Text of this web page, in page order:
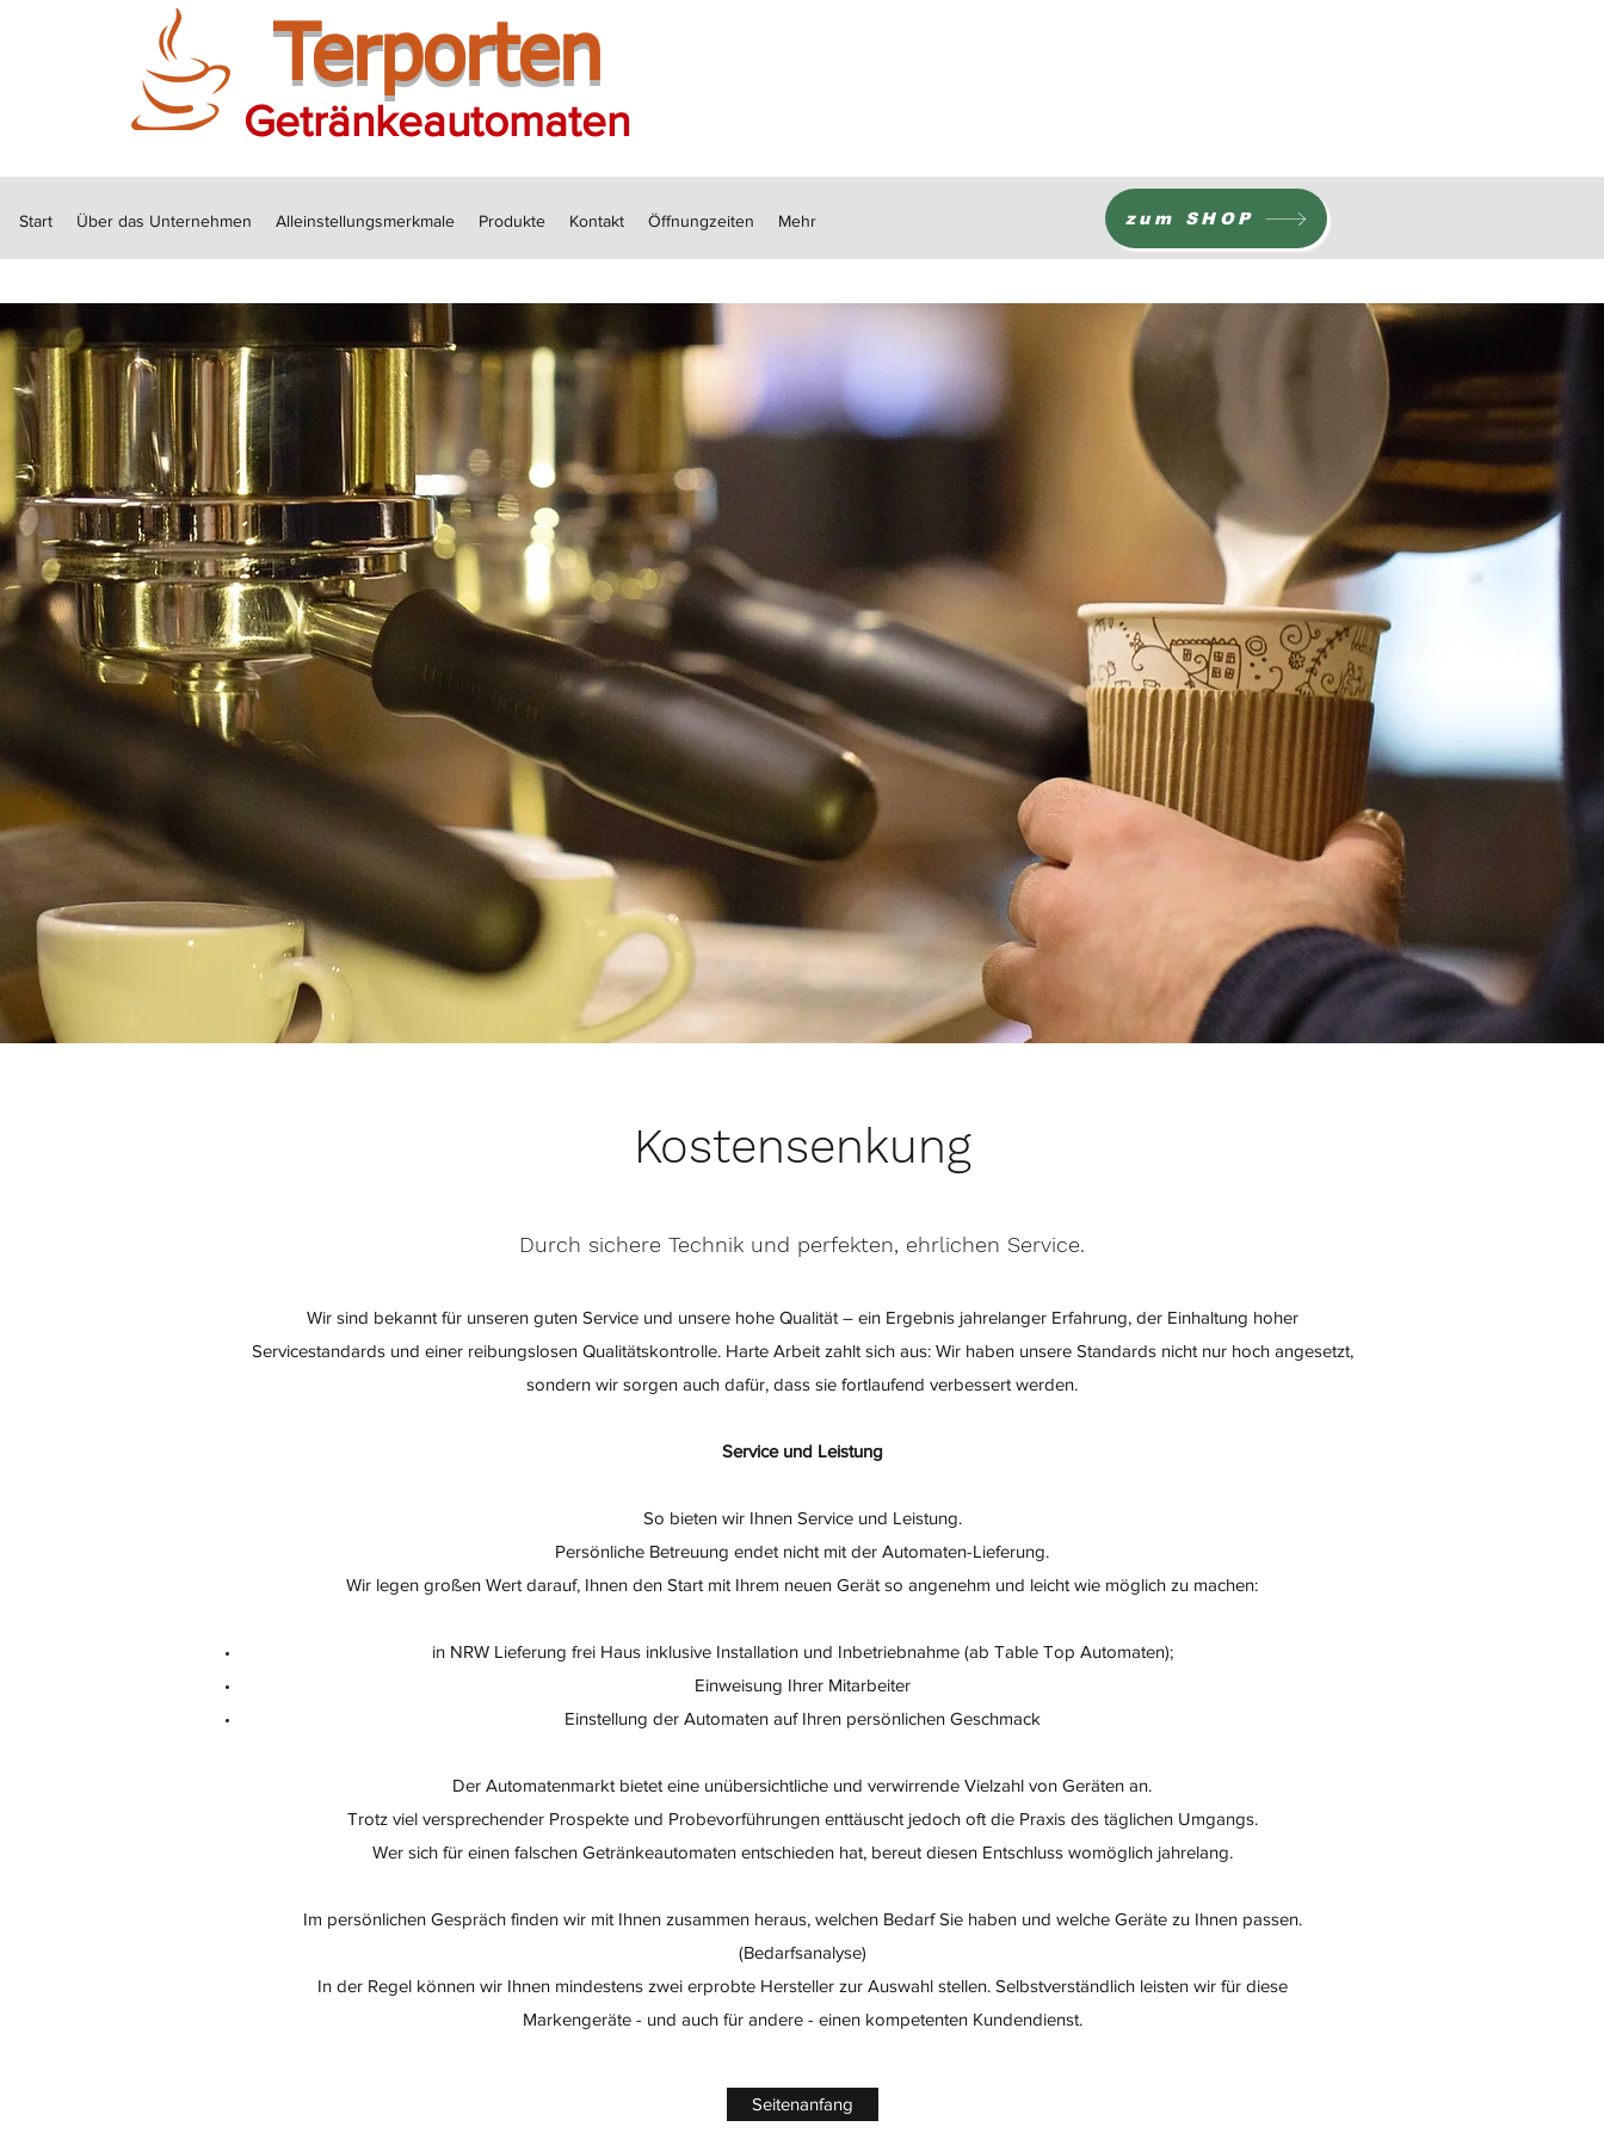
Terporten
Getränkeautomaten
zum SHOP
Start Über das Unternehmen Alleinstellungsmerkmale Produkte Kontakt Öffnungzeiten Mehr
Kostensenkung
Durch sichere Technik und perfekten, ehrlichen Service.
Wir sind bekannt für unseren guten Service und unsere hohe Qualität – ein Ergebnis jahrelanger Erfahrung, der Einhaltung hoher
Servicestandards und einer reibungslosen Qualitätskontrolle. Harte Arbeit zahlt sich aus: Wir haben unsere Standards nicht nur hoch angesetzt,
sondern wir sorgen auch dafür, dass sie fortlaufend verbessert werden.
Service und Leistung
So bieten wir Ihnen Service und Leistung.
Persönliche Betreuung endet nicht mit der Automaten-Lieferung.
Wir legen großen Wert darauf, Ihnen den Start mit Ihrem neuen Gerät so angenehm und leicht wie möglich zu machen:
in NRW Lieferung frei Haus inklusive Installation und Inbetriebnahme (ab Table Top Automaten);
Einweisung Ihrer Mitarbeiter
Einstellung der Automaten auf Ihren persönlichen Geschmack
Der Automatenmarkt bietet eine unübersichtliche und verwirrende Vielzahl von Geräten an.
Trotz viel versprechender Prospekte und Probevorführungen enttäuscht jedoch oft die Praxis des täglichen Umgangs.
Wer sich für einen falschen Getränkeautomaten entschieden hat, bereut diesen Entschluss womöglich jahrelang.
Im persönlichen Gespräch finden wir mit Ihnen zusammen heraus, welchen Bedarf Sie haben und welche Geräte zu Ihnen passen.
(Bedarfsanalyse)
In der Regel können wir Ihnen mindestens zwei erprobte Hersteller zur Auswahl stellen. Selbstverständlich leisten wir für diese
Markengeräte - und auch für andere - einen kompetenten Kundendienst.
Seitenanfang